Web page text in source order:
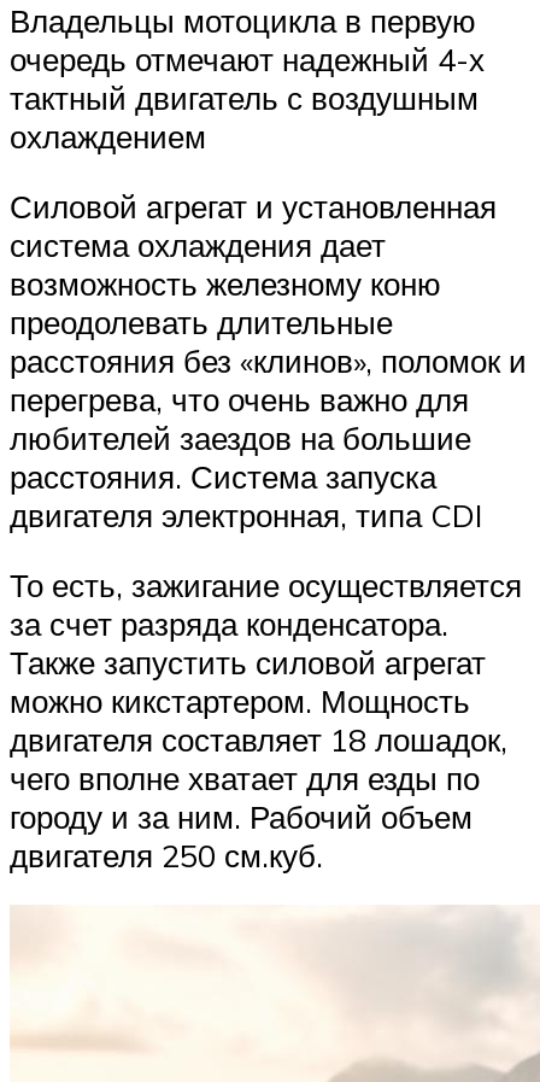
Владельцы мотоцикла в первую
очередь отмечают надежный 4-х
тактный двигатель с воздушным
охлаждением
Силовой агрегат и установленная
система охлаждения дает
возможность железному коню
преодолевать длительные
расстояния без «клинов», поломок и
перегрева, что очень важно для
любителей заездов на большие
расстояния. Система запуска
двигателя электронная, типа CDI
То есть, зажигание осуществляется
за счет разряда конденсатора.
Также запустить силовой агрегат
можно кикстартером. Мощность
двигателя составляет 18 лошадок,
чего вполне хватает для езды по
городу и за ним. Рабочий объем
двигателя 250 см.куб.